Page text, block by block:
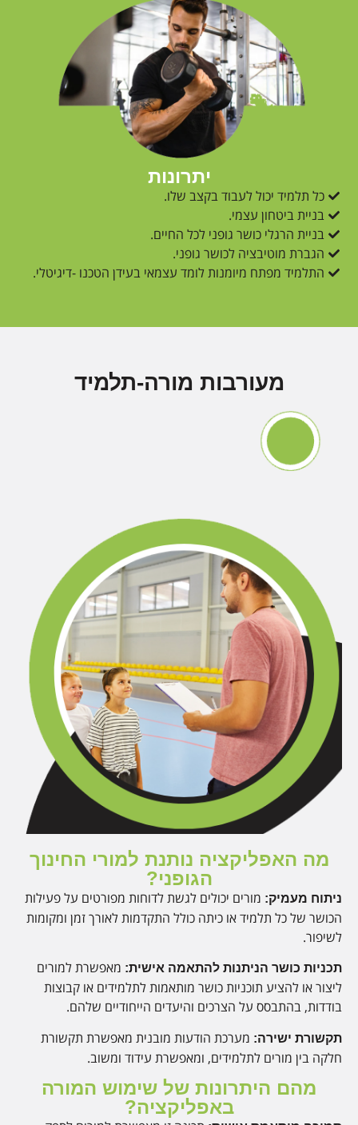
יתרונות
כל תלמיד יכול לעבוד בקצב שלו.
בניית ביטחון עצמי.
בניית הרגלי כושר גופני לכל החיים.
הגברת מוטיבציה לכושר גופני.
התלמיד מפתח מיומנות לומד עצמאי בעידן הטכנו -דיגיטלי.
מעורבות מורה-תלמיד
מה האפליקציה נותנת למורי החינוך
הגופני?
ניתוח מעמיק: מורים יכולים לגשת לדוחות מפורטים על פעילות
הכושר של כל תלמיד או כיתה כולל התקדמות לאורך זמן ומקומות
לשיפור.
תכניות כושר הניתנות להתאמה אישית: מאפשרת למורים
ליצור או להציע תוכניות כושר מותאמות לתלמידים או קבוצות
בודדות, בהתבסס על הצרכים והיעדים הייחודיים שלהם.
תקשורת ישירה: מערכת הודעות מובנית מאפשרת תקשורת
חלקה בין מורים לתלמידים, ומאפשרת עידוד ומשוב.
מהם היתרונות של שימוש המורה
באפליקציה?